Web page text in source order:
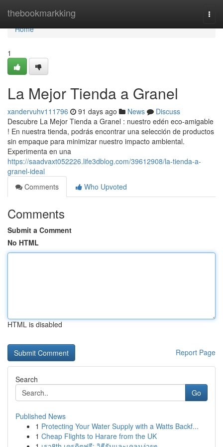
thebookmarkking
Home
Home
1
La Mejor Tienda a Granel
xandervuhv111796 91 days ago News
Discuss
Descubre La Mejor Tienda a Granel : nuestro edén eco-amigable
! En nuestra tienda, podrás encontrar una selección de productos
sin empaque para minimizar nuestro impacto ambiental.
Experimenta en una
https://saadvaxt052226.life3dblog.com/39612908/la-tienda-a-
granel-ideal
Comments
Who Upvoted
Comments
Submit a Comment
No HTML
HTML is disabled
Report Page
Search
Go
Published News
1 Protecting Your Water Supply with a Watts Backf...
1 Cheap Flights to Harare from the UK